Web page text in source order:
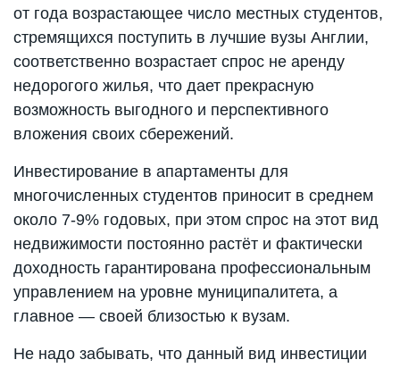
от года возрастающее число местных студентов,
стремящихся поступить в лучшие вузы Англии,
соответственно возрастает спрос не аренду
недорогого жилья, что дает прекрасную
возможность выгодного и перспективного
вложения своих сбережений.
Инвестирование в апартаменты для
многочисленных студентов приносит в среднем
около 7-9% годовых, при этом спрос на этот вид
недвижимости постоянно растёт и фактически
доходность гарантирована профессиональным
управлением на уровне муниципалитета, а
главное — своей близостью к вузам.
Не надо забывать, что данный вид инвестиции